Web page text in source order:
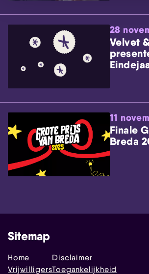
28
Velvet
11
Finale
Breda
Sitemap
Home
Vrijwilligers
Disclaimer
Toegankelijkheid